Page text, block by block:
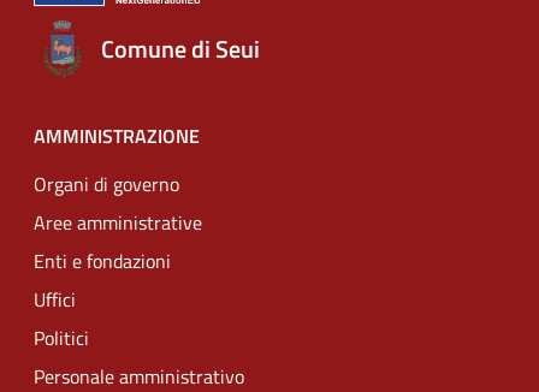
Comune di Seui
AMMINISTRAZIONE
Organi di governo
Aree amministrative
Enti e fondazioni
Uffici
Politici
Personale amministrativo